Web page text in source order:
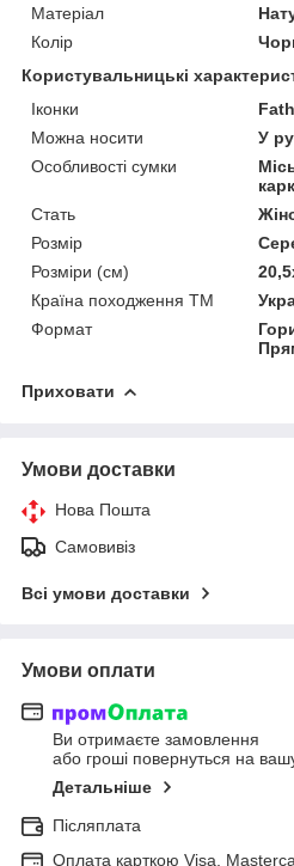
Матеріал
Колір
Користувальницькі
Іконки
Можна носити
У
Особливості сумки
Стать
Розмір
Розміри (см)
Країна походження ТМ
Формат
Приховати
Умови доставки
Нова Пошта
Самовивіз
Всі умови доставки
Умови оплати
Ви отримаєте замовлення
або гроші повернуться на
Детальніше
Післяплата
Оплата карткою Visa,